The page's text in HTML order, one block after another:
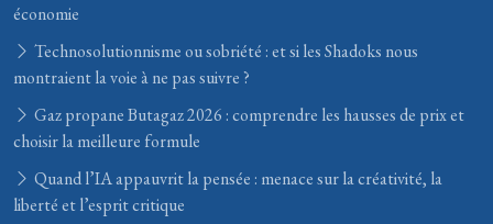
économie
Technosolutionnisme ou sobriété : et si les Shadoks nous
montraient la voie à ne pas suivre ?
Gaz propane Butagaz 2026 : comprendre les hausses de prix et
choisir la meilleure formule
Quand l’IA appauvrit la pensée : menace sur la créativité, la
liberté et l’esprit critique